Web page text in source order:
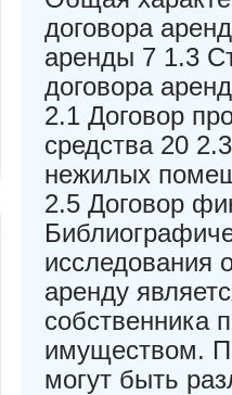
договора
аренды 7 1.3
договора
2.1 Договор
средства 20
нежилых
2.5 Договор
исследования
аренду
собственника
имуществом.
могут быть